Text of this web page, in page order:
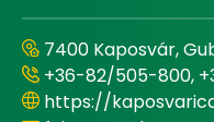
7400 Kaposvár,
+36-82/505-800,
https://